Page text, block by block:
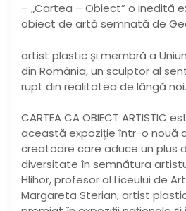
– „Cartea – Obiect” o inedită
obiect de artă semnată de
artist plastic și membră a
din România, un sculptor al
rupt din realitatea de lângă noi.
CARTEA CA OBIECT ARTISTIC
această expoziție într-o nouă
creatoare care aduce un plus
diversitate în semnătura
Hlihor, profesor al Liceului de
Margareta Sterian, artist